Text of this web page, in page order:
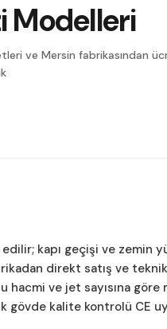
Modelleri
ve Mersin fabrikasından
kapı geçişi ve zemin
direkt satış ve teknik
hacmi ve jet sayısına
gövde kalite kontrolü CE